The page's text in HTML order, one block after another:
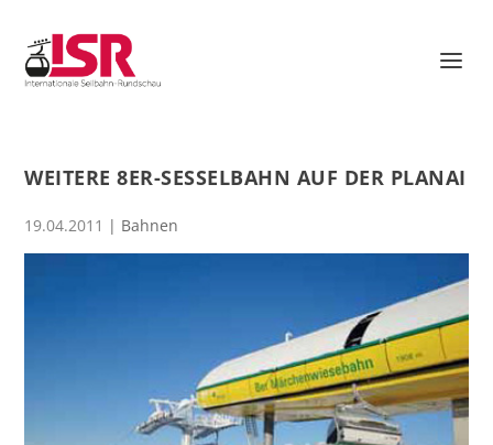
WEITERE 8ER-SESSELBAHN AUF DER PLANAI
19.04.2011 | Bahnen